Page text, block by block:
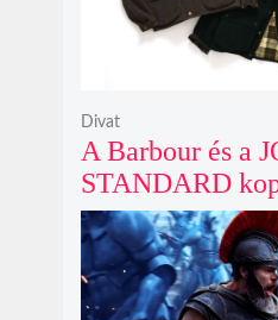
A Barbour és a
STANDARD
gyapjúkabátja
rövidebb
Divat